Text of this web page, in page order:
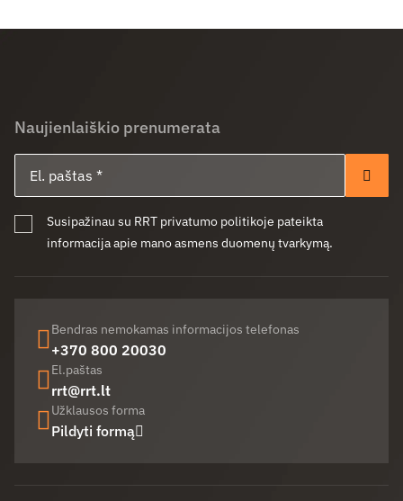
Naujienlaiškio prenumerata
Susipažinau su RRT privatumo politikoje pateikta
informacija apie mano asmens duomenų tvarkymą.
Bendras nemokamas informacijos telefonas
+370 800 20030
El.paštas
rrt@rrt.lt
Užklausos forma
Pildyti formą